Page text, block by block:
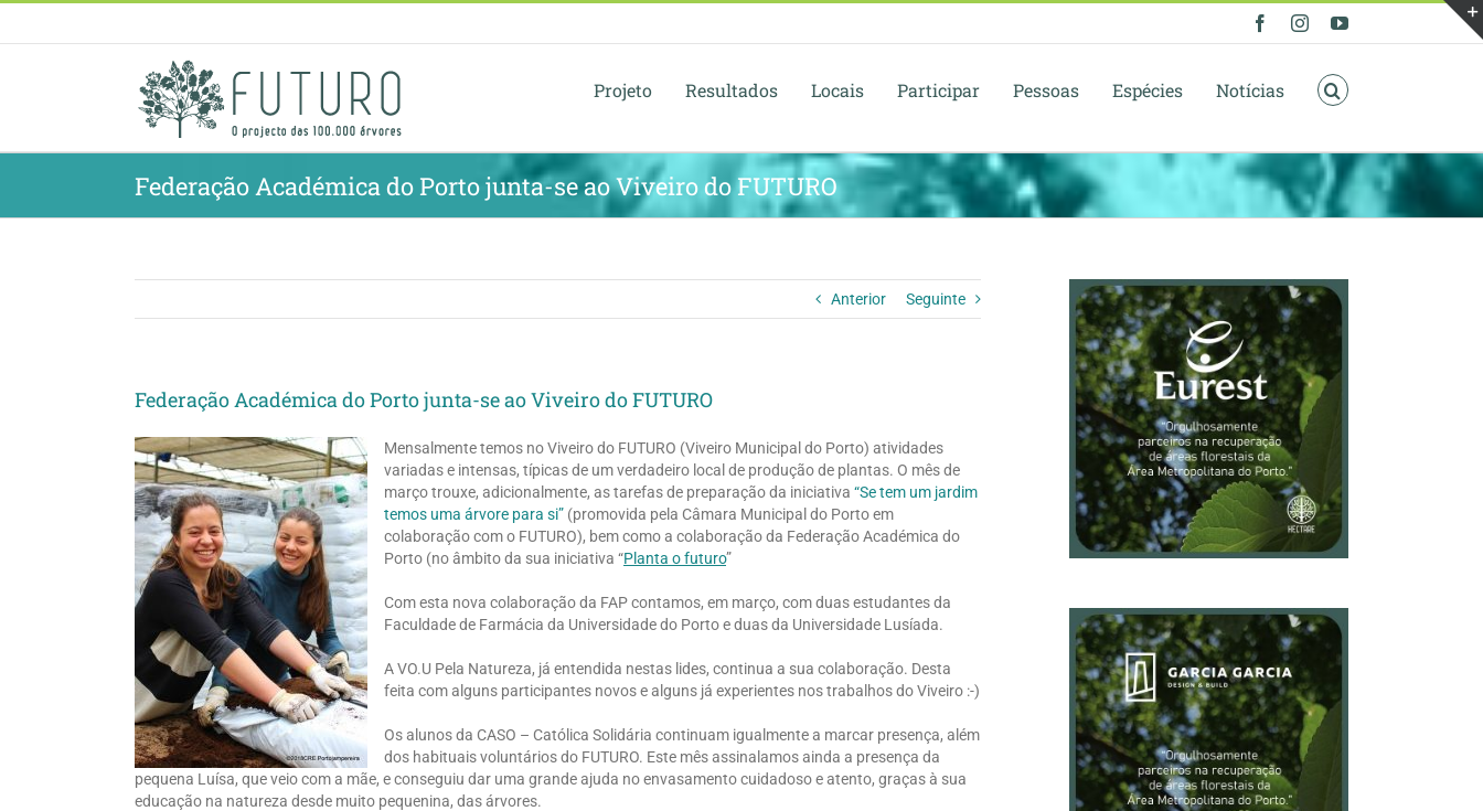
FacebookInstagramYouTube
Projeto Resultados Locais Participar Pessoas Espécies Notícias
Federação Académica do Porto junta-se ao Viveiro do FUTURO
Anterior Seguinte
Federação Académica do Porto junta-se ao Viveiro do FUTURO
Mensalmente temos no Viveiro do FUTURO (Viveiro Municipal do Porto) atividades
variadas e intensas, típicas de um verdadeiro local de produção de plantas. O mês de
março trouxe, adicionalmente, as tarefas de preparação da iniciativa “Se tem um jardim
temos uma árvore para si” (promovida pela Câmara Municipal do Porto em
colaboração com o FUTURO), bem como a colaboração da Federação Académica do
Porto (no âmbito da sua iniciativa “Planta o futuro”
Com esta nova colaboração da FAP contamos, em março, com duas estudantes da
Faculdade de Farmácia da Universidade do Porto e duas da Universidade Lusíada.
A VO.U Pela Natureza, já entendida nestas lides, continua a sua colaboração. Desta
feita com alguns participantes novos e alguns já experientes nos trabalhos do Viveiro :-)
Os alunos da CASO – Católica Solidária continuam igualmente a marcar presença, além
dos habituais voluntários do FUTURO. Este mês assinalamos ainda a presença da
pequena Luísa, que veio com a mãe, e conseguiu dar uma grande ajuda no envasamento cuidadoso e atento, graças à sua
educação na natureza desde muito pequenina, das árvores.